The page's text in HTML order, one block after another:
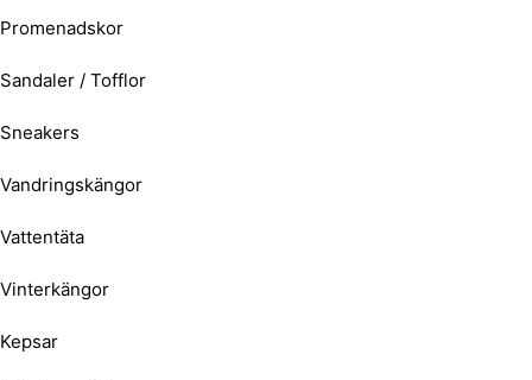
Promenadskor
Sandaler / Tofflor
Sneakers
Vandringskängor
Vattentäta
Vinterkängor
Kepsar